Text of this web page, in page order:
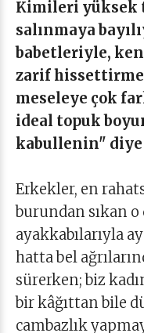
Kimileri yüksek
salınmaya
babetleriyle,
zarif
meseleye çok
ideal topuk
kabullenin" diye
Erkekler, en
burundan sıkan
ayakkabılarıyla
hatta bel
sürerken; biz
bir kâğıttan bile
cambazlık